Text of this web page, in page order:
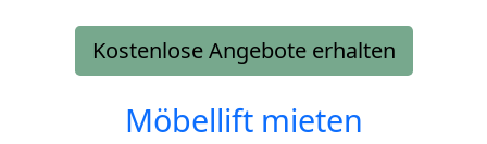
Kostenlose Angebote erhalten
Möbellift mieten